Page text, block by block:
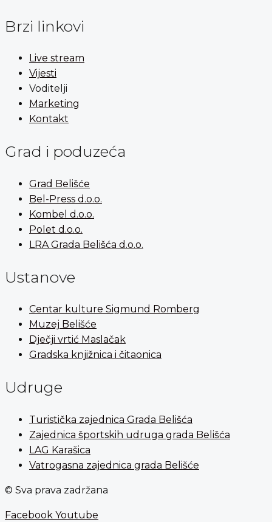
Brzi linkovi
Live stream
Vijesti
Voditelji
Marketing
Kontakt
Grad i poduzeća
Grad Belišće
Bel-Press d.o.o.
Kombel d.o.o.
Polet d.o.o.
LRA Grada Belišća d.o.o.
Ustanove
Centar kulture Sigmund Romberg
Muzej Belišće
Dječji vrtić Maslačak
Gradska knjižnica i čitaonica
Udruge
Turistička zajednica Grada Belišća
Zajednica športskih udruga grada Belišća
LAG Karašica
Vatrogasna zajednica grada Belišće
© Sva prava zadržana
Facebook Youtube